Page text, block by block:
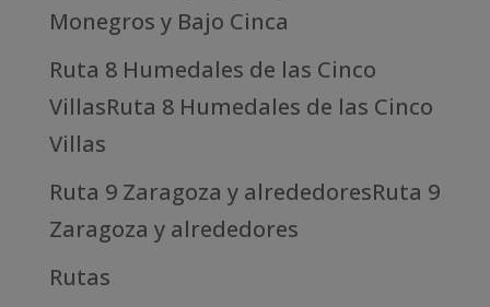
Monegros y Bajo Cinca
Ruta 8 Humedales de las Cinco
VillasRuta 8 Humedales de las Cinco
Villas
Ruta 9 Zaragoza y alrededoresRuta 9
Zaragoza y alrededores
Rutas